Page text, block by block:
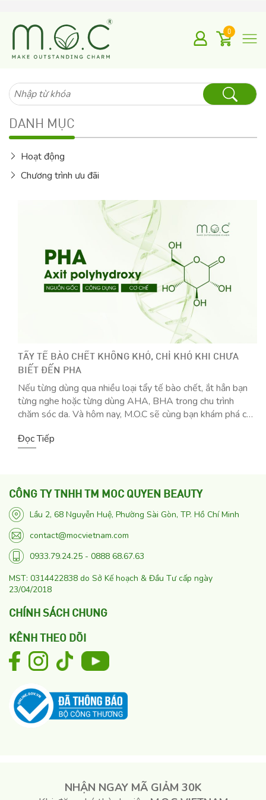
0
Tìm
kiếm
cho:
DANH MỤC
Hoạt động
Chương trình ưu đãi
TẨY TẾ BÀO CHẾT KHÔNG KHÓ, CHỈ KHÓ KHI CHƯA
BIẾT ĐẾN PHA
Nếu từng dùng qua nhiều loại tẩy tế bào chết, ắt hẳn bạn
từng nghe hoặc từng dùng AHA, BHA trong chu trình
chăm sóc da. Và hôm nay, M.O.C sẽ cùng bạn khám phá cái
lành, thân thiện cao với cả da nhạy […]
Đọc Tiếp
CÔNG TY TNHH TM MOC QUYEN BEAUTY
Lầu 2, 68 Nguyễn Huệ, Phường Sài Gòn, TP. Hồ Chí Minh
contact@mocvietnam.com
0933.79.24.25 - 0888 68.67.63
MST: 0314422838 do Sở Kế hoạch & Đầu Tư cấp ngày
23/04/2018
CHÍNH SÁCH CHUNG
KÊNH THEO DÕI
NHẬN NGAY MÃ GIẢM 30K